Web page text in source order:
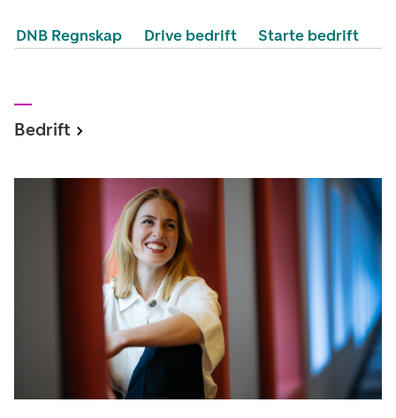
DNB Regnskap Drive bedrift Starte bedrift
Bedrift